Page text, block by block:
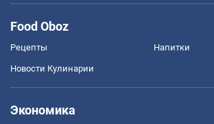
Food Oboz
Рецепты Напитки
Новости Кулинарии
Экономика